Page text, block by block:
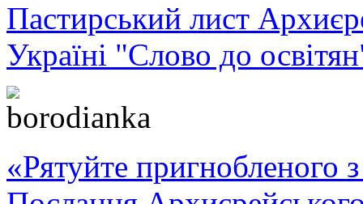
Пастирський лист
Україні "Слово до
«Рятуйте пригнобленого